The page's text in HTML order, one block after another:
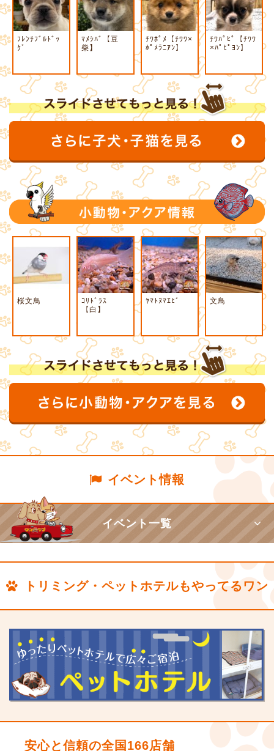
ﾌﾚﾝﾁﾌﾞﾙﾄﾞｯ
ｸﾞ
ﾏﾒｼﾊﾞ【豆
柴】
ﾁﾜﾎﾟﾒ【ﾁﾜﾜ×
ﾎﾟﾒﾗﾆｱﾝ】
ﾁﾜﾊﾟﾋﾟ【ﾁﾜﾜ
×ﾊﾟﾋﾟﾖﾝ】
桜文鳥
ｺﾘﾄﾞﾗｽ
【白】
ﾔﾏﾄﾇﾏｴﾋﾞ 文鳥
イベント情報
イベント一覧
トリミング・ペットホテルもやってるワン
安心と信頼の全国166店舗